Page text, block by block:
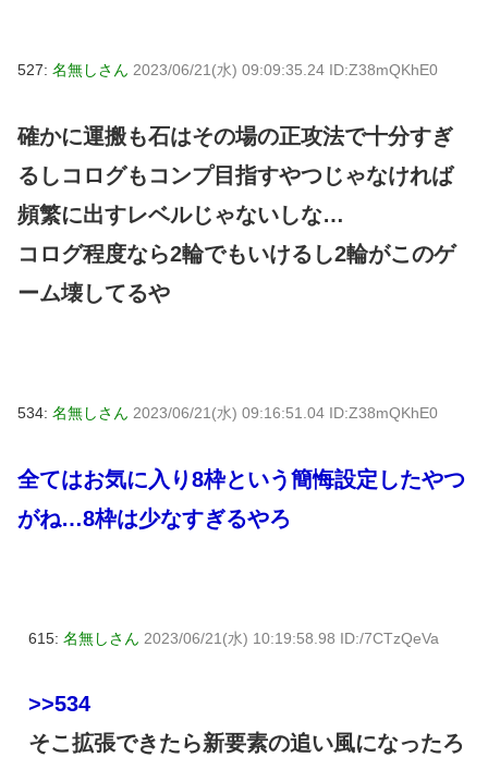
527: 名無しさん 2023/06/21(水) 09:09:35.24 ID:Z38mQKhE0
確かに運搬も石はその場の正攻法で十分すぎ
るしコログもコンプ目指すやつじゃなければ
頻繁に出すレベルじゃないしな…
コログ程度なら2輪でもいけるし2輪がこのゲ
ーム壊してるや
534: 名無しさん 2023/06/21(水) 09:16:51.04 ID:Z38mQKhE0
全てはお気に入り8枠という簡悔設定したやつ
がね…8枠は少なすぎるやろ
615: 名無しさん 2023/06/21(水) 10:19:58.98 ID:/7CTzQeVa
>>534
そこ拡張できたら新要素の追い風になったろ